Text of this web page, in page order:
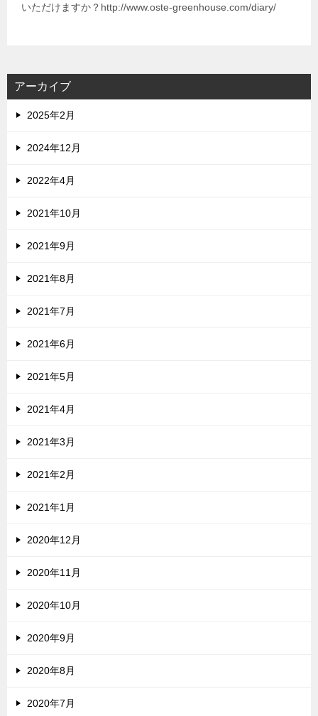
いただけますか？http://www.oste-greenhouse.com/diary/
アーカイブ
2025年2月
2024年12月
2022年4月
2021年10月
2021年9月
2021年8月
2021年7月
2021年6月
2021年5月
2021年4月
2021年3月
2021年2月
2021年1月
2020年12月
2020年11月
2020年10月
2020年9月
2020年8月
2020年7月